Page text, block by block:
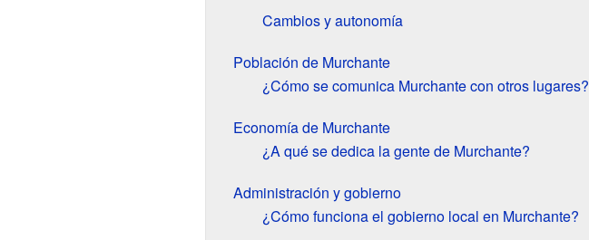
Cambios y autonomía
Población de Murchante
¿Cómo se comunica Murchante con otros lugares?
Economía de Murchante
¿A qué se dedica la gente de Murchante?
Administración y gobierno
¿Cómo funciona el gobierno local en Murchante?